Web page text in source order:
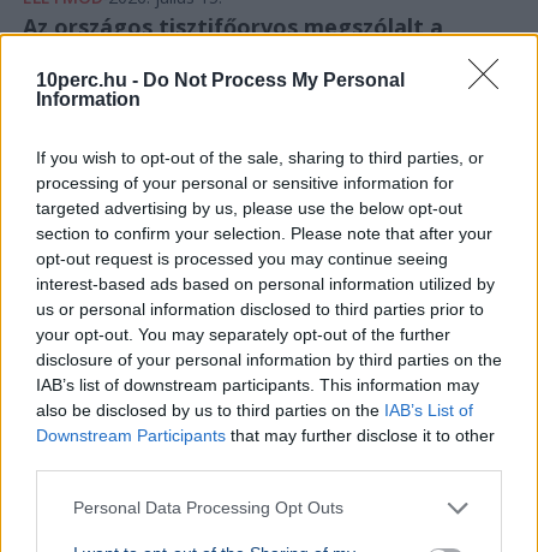
10perc.hu - Do Not Process My Personal
Information
If you wish to opt-out of the sale, sharing to third parties, or
processing of your personal or sensitive information for
targeted advertising by us, please use the below opt-out
section to confirm your selection. Please note that after your
opt-out request is processed you may continue seeing
interest-based ads based on personal information utilized by
us or personal information disclosed to third parties prior to
your opt-out. You may separately opt-out of the further
disclosure of your personal information by third parties on the
IAB’s list of downstream participants. This information may
also be disclosed by us to third parties on the IAB’s List of
Downstream Participants that may further disclose it to other
Personal Data Processing Opt Outs
Az országos tisztifőorvos megszólalt a
Schobert Norbi által említett féreghajtó-
terápia kapcsán